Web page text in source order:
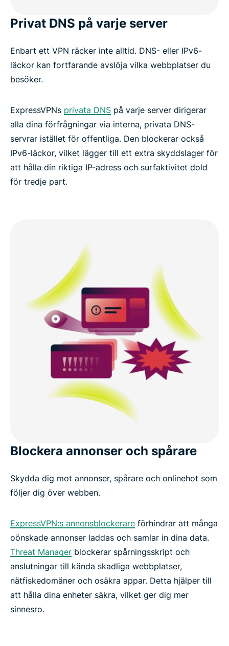
Privat DNS på varje server
Enbart ett VPN räcker inte alltid. DNS- eller IPv6-
läckor kan fortfarande avslöja vilka webbplatser du
besöker.
ExpressVPNs privata DNS på varje server dirigerar
alla dina förfrågningar via interna, privata DNS-
servrar istället för offentliga. Den blockerar också
IPv6-läckor, vilket lägger till ett extra skyddslager för
att hålla din riktiga IP-adress och surfaktivitet dold
för tredje part.
Blockera annonser och spårare
Skydda dig mot annonser, spårare och onlinehot som
följer dig över webben.
ExpressVPN:s annonsblockerare förhindrar att många
oönskade annonser laddas och samlar in dina data.
Threat Manager blockerar spårningsskript och
anslutningar till kända skadliga webbplatser,
nätfiskedomäner och osäkra appar. Detta hjälper till
att hålla dina enheter säkra, vilket ger dig mer
sinnesro.